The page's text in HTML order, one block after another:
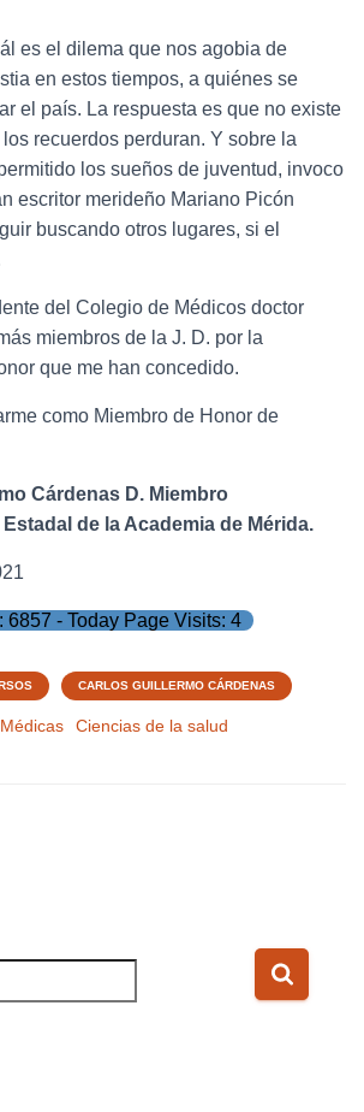
es el dilema que nos agobia de
en estos tiempos, a quiénes se
el país. La respuesta es que no existe
recuerdos perduran. Y sobre la
los sueños de juventud, invoco
escritor merideño Mariano Picón
buscando otros lugares, si el
del Colegio de Médicos doctor
miembros de la J. D. por la
que me han concedido.
como Miembro de Honor de
Cárdenas D. Miembro
de la Academia de Mérida.
6857 - Today Page Visits: 4
CARLOS GUILLERMO CÁRDENAS
Ciencias de la salud